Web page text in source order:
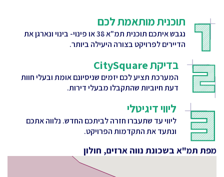
תוכנית מותאמת לכם
נגבש איתכם תוכנית תמ"א 38 או פינוי- בינוי ונארגן את
הדיירים לפרויקט בצורה היעילה ביותר.
בדיקת CitySquare
המערכת תציע לכם יזמים שניסיונם אומת ובעלי חוות
דעת חיוביות שהתקבלו מבעלי דירות.
ליווי דיגיטלי
ליווי עד שתעברו חזרה לביתכם החדש. נלווה אתכם
ונתעד את התקדמות הפרויקט.
מפת תמ"א בשכונת נווה ארזים, חולון